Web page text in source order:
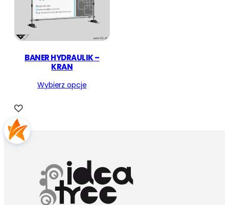
BANER HYDRAULIK –
KRAN
Wybierz opcje